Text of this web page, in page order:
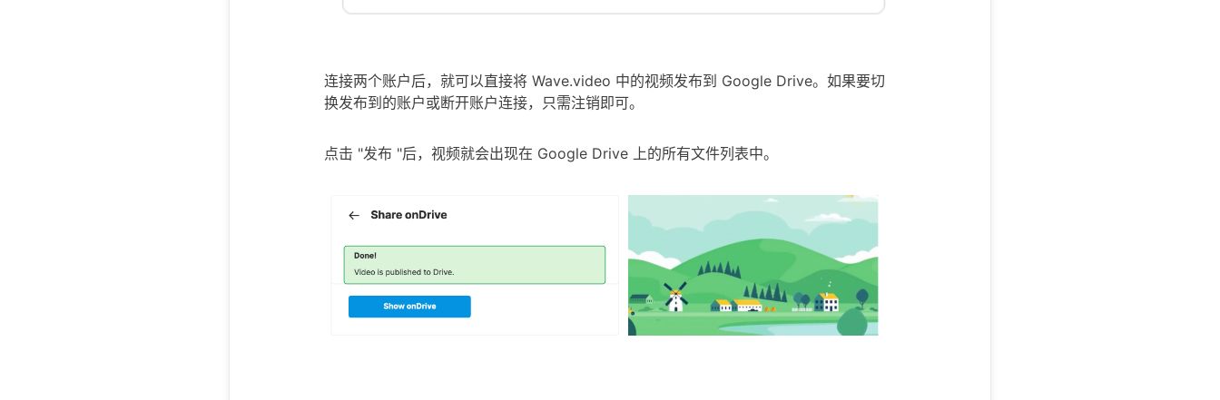
连接两个账户后，就可以直接将 Wave.video 中的视频发布到 Google Drive。如果要切
换发布到的账户或断开账户连接，只需注销即可。
点击 "发布 "后，视频就会出现在 Google Drive 上的所有文件列表中。